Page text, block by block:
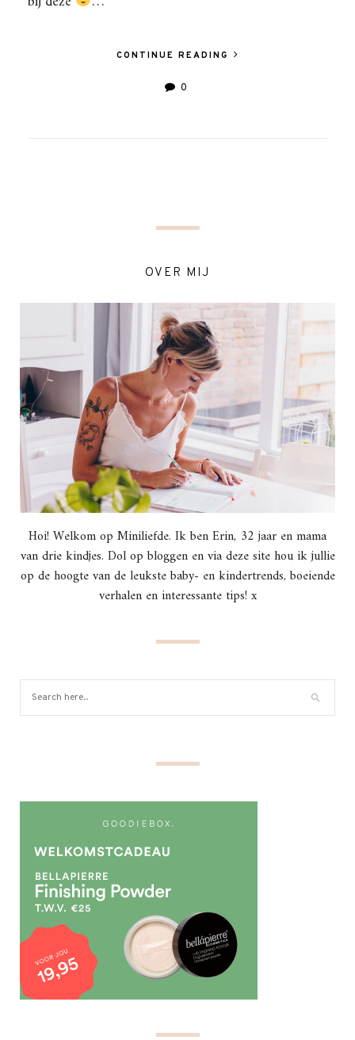
CONTINUE READING
0
OVER MIJ
Hoi! Welkom op Miniliefde. Ik ben Erin, 32 jaar en mama
van drie kindjes. Dol op bloggen en via deze site hou ik jullie
op de hoogte van de leukste baby- en kindertrends, boeiende
verhalen en interessante tips! x